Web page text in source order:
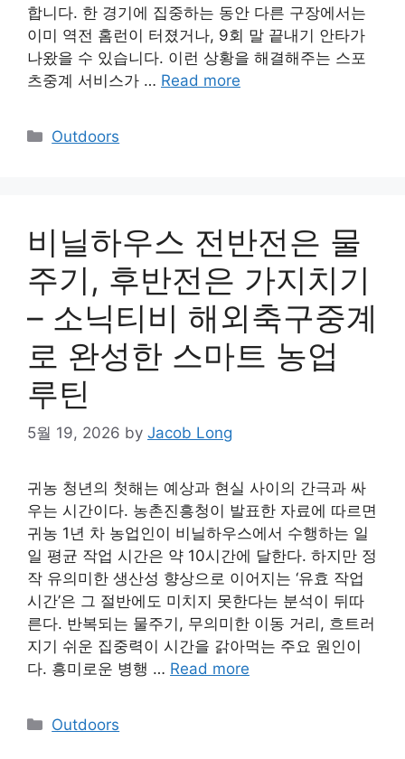
합니다. 한 경기에 집중하는 동안 다른 구장에서는
이미 역전 홈런이 터졌거나, 9회 말 끝내기 안타가
나왔을 수 있습니다. 이런 상황을 해결해주는 스포
츠중계 서비스가 … Read more
Categories
Outdoors
비닐하우스 전반전은 물
주기, 후반전은 가지치기
– 소닉티비 해외축구중계
로 완성한 스마트 농업
루틴
5월 19, 2026 by Jacob Long
귀농 청년의 첫해는 예상과 현실 사이의 간극과 싸
우는 시간이다. 농촌진흥청이 발표한 자료에 따르면
귀농 1년 차 농업인이 비닐하우스에서 수행하는 일
일 평균 작업 시간은 약 10시간에 달한다. 하지만 정
작 유의미한 생산성 향상으로 이어지는 ‘유효 작업
시간’은 그 절반에도 미치지 못한다는 분석이 뒤따
른다. 반복되는 물주기, 무의미한 이동 거리, 흐트러
지기 쉬운 집중력이 시간을 갉아먹는 주요 원인이
다. 흥미로운 병행 … Read more
Categories
Outdoors